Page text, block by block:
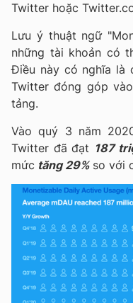
Twitter hoặc
Lưu ý thuật ngữ
những tài khoản có
Điều này có nghĩa là
Twitter đóng góp
tảng.
Vào quý 3 năm
Twitter đã đạt 187
mức tăng 29% so với